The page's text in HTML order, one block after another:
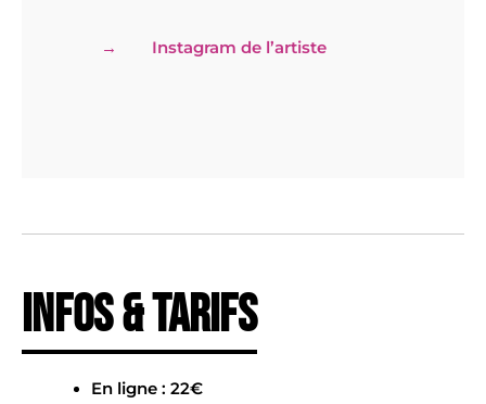
Instagram de l’artiste
Infos & tarifs
En ligne : 22€